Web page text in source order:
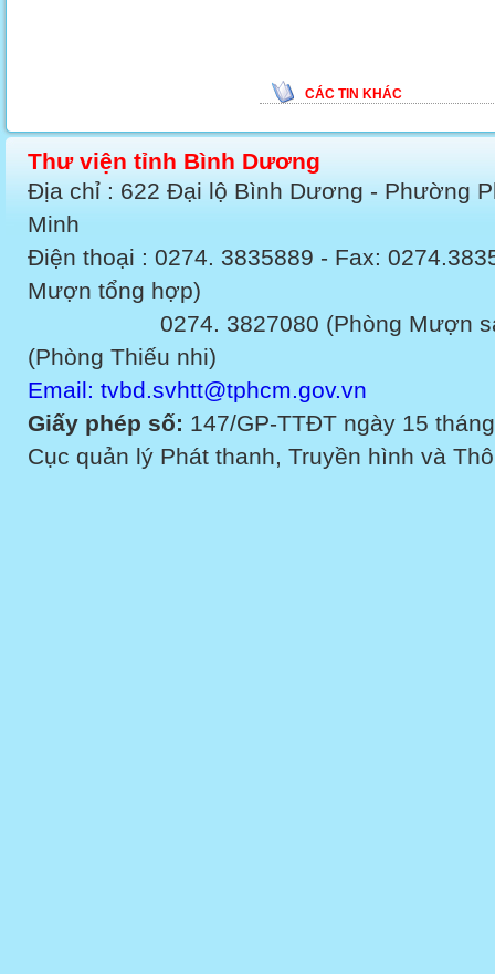
CÁC TIN KHÁC
Thư viện tỉnh Bình Dương
Địa chỉ : 622 Đại lộ Bình Dương - Phường
Minh
Điện thoại : 0274. 3835889 - Fax:
Mượn tổng hợp)
0274. 3827080 (Phòng Mượn sách
(Phòng Thiếu nhi)
Email: tvbd.svhtt@tphcm.gov.vn
Giấy phép số: 147/GP-TTĐT ngày 15
Cục quản lý Phát thanh, Truyền hình và